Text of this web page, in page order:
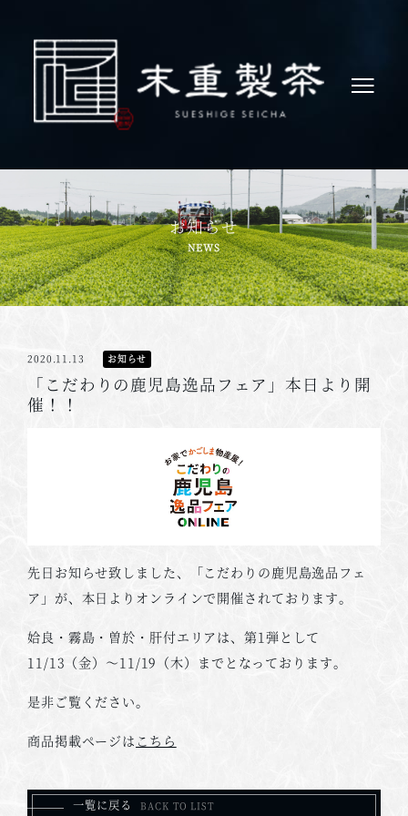
お知らせ
2020.11.13 お知らせ
「こだわりの鹿児島逸品フェア」本日より開
催！！
先日お知らせ致しました、「こだわりの鹿児島逸品フェ
ア」が、本日よりオンラインで開催されております。
姶良・霧島・曽於・肝付エリアは、第1弾として
11/13（金）～11/19（木）までとなっております。
是非ご覧ください。
商品掲載ページは こちら
一覧に戻る